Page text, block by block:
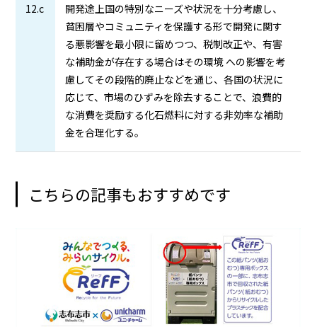
12.c
開発途上国の特別なニーズや状況を十分考慮し、
貧困層やコミュニティを保護する形で開発に関す
る悪影響を最小限に留めつつ、税制改正や、有害
な補助金が存在する場合はその環境 への影響を考
慮してその段階的廃止などを通じ、各国の状況に
応じて、市場のひずみを除去することで、浪費的
な消費を奨励する化石燃料に対する非効率な補助
金を合理化する。
こちらの記事もおすすめです